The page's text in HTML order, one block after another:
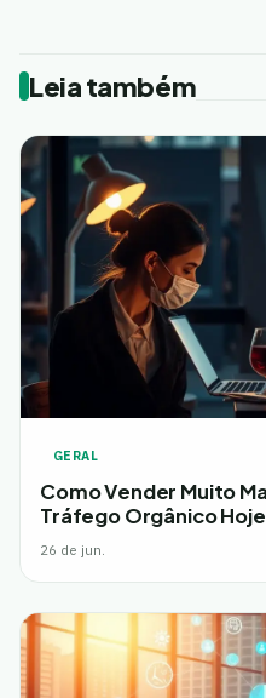
Leia também
GERAL
Como Vender Muito
Tráfego Orgânico Hoje
26 de jun.